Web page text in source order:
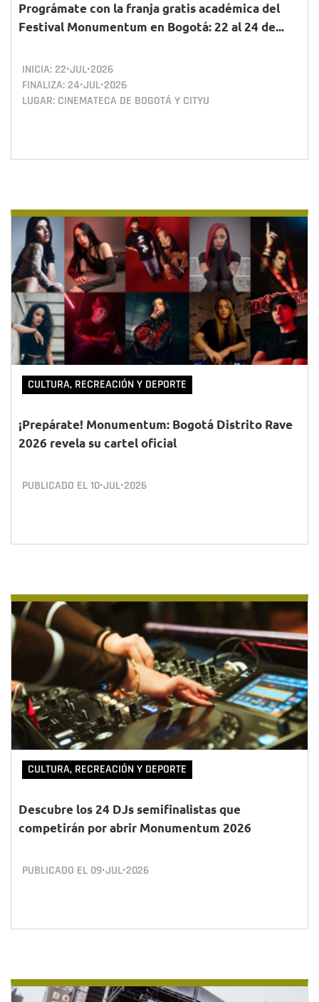
Prográmate con la franja gratis académica del
Festival Monumentum en Bogotá: 22 al 24 de...
INICIA: 22•JUL•2026
FINALIZA: 24•JUL•2026
LUGAR: CINEMATECA DE BOGOTÁ Y CITYU
CULTURA, RECREACIÓN Y DEPORTE
¡Prepárate! Monumentum: Bogotá Distrito Rave
2026 revela su cartel oficial
PUBLICADO EL10•JUL•2026
CULTURA, RECREACIÓN Y DEPORTE
Descubre los 24 DJs semifinalistas que
competirán por abrir Monumentum 2026
PUBLICADO EL 09•JUL•2026